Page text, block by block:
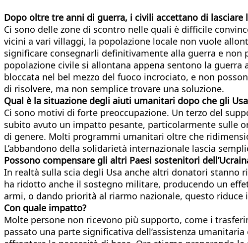
Dopo oltre tre anni di guerra, i civili accettano di
Ci sono delle zone di scontro nelle quali è difficile
vicini a vari villaggi, la popolazione locale non vuole
significare consegnarli definitivamente alla guerra e
popolazione civile si allontana appena sentono la
bloccata nel bel mezzo del fuoco incrociato, e non
di risolvere, ma non semplice trovare una soluzione.
Qual è la situazione degli aiuti umanitari dopo che gli
Ci sono motivi di forte preoccupazione. Un terzo del
subito avuto un impatto pesante, particolarmente sulle
di genere. Molti programmi umanitari oltre che
L’abbandono della solidarietà internazionale lascia
Possono compensare gli altri Paesi sostenitori
In realtà sulla scia degli Usa anche altri donatori stanno
ha ridotto anche il sostegno militare, producendo un
armi, o dando priorità al riarmo nazionale, questo
Con quale impatto?
Molte persone non ricevono più supporto, come i
passato una parte significativa dell’assistenza